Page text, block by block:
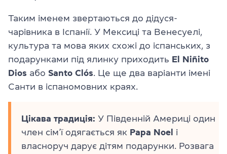
Таким іменем звертаються до дідуся-
чарівника в Іспанії. У Мексиці та Венесуелі,
культура та мова яких схожі до іспанських, з
подарунками під ялинку приходить El Niñito
Dios або Santo Clós. Це ще два варіанти імені
Санти в іспаномовних краях.
Цікава традиція: У Південній Америці один
член сім’ї одягається як Papa Noel
і
власноруч дарує дітям подарунки. Розвага